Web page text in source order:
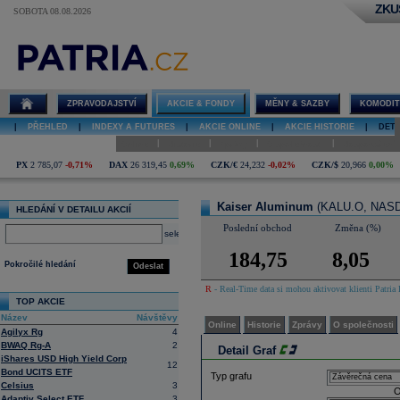
SOBOTA 08.08.2026
Aluminum graf
ZPRAVODAJSTVÍ AKCIE & FONDY MĚNY & SAZBY
PŘEHLED INDEXY A FUTURES AKCIE ONLINE AKCIE HISTORIE
PX 2 785,07 -0,71% DAX 26 319,45 0,69% CZK/€ 24,232 -0,02% CZK/$ 20,966 0,00%
HLEDÁNÍ V DETAILU AKCIÍ
select
Odeslat
Pokročilé hledání
TOP AKCIE
Název
Návštěvy
Agilyx Rg
4
BWAQ Rg-A
2
iShares USD High Yield Corp
Bond UCITS ETF
12
Celsius
3
Kaiser Aluminum (KALU.O,
Poslední obchod Změna (%)
184,75 8,05
R - Real-Time data si mohou aktivovat klienti
Online Historie Zprávy O společnosti
Detail Graf
Typ grafu